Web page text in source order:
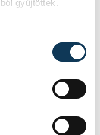
gyűjtöttek.
Bálint